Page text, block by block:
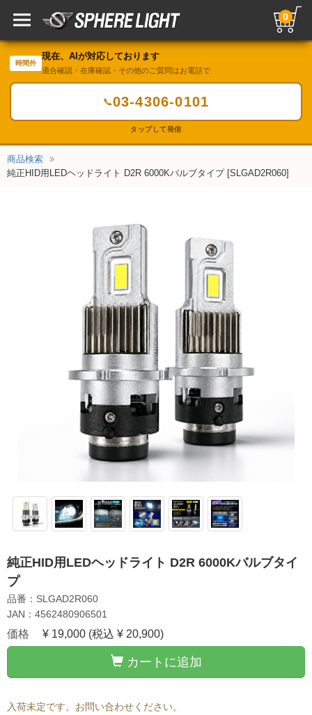
0
時間外
現在、AIが対応しております
適合確認・在庫確認・その他のご質問はお電話で
📞03-4306-0101
タップして発信
商品検索
純正HID用LEDヘッドライト D2R 6000Kバルブタイプ [SLGAD2R060]
純正HID用LEDヘッドライト D2R 6000Kバルブタイ
プ
品番：SLGAD2R060
JAN：4562480906501
価格 ¥ 19,000 (税込 ¥ 20,900)
カートに追加
入荷未定です。お問い合わせください。